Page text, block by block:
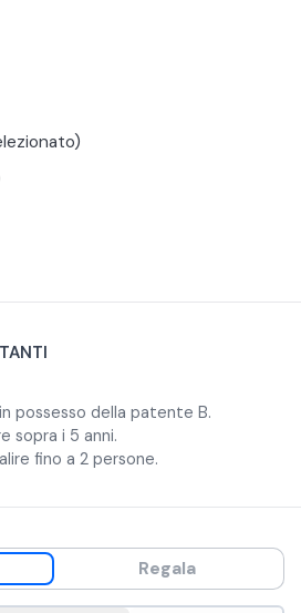
completare l’esperienza con
natura, scegliendo tra un menu
o i menu Agri-Risto di carne o
di portate complete,
possesso della patente B.
sopra i 5 anni.
fino a 2 persone.
Regala